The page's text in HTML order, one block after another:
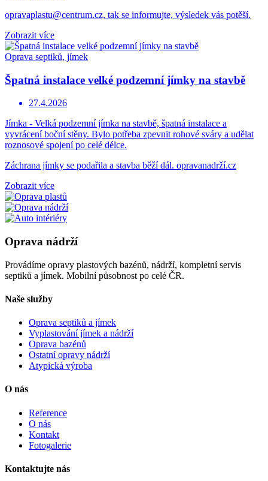
opravaplastu@centrum.cz, tak se informujte, výsledek vás potěší.
Zobrazit více
Oprava septiků, jímek
Špatná instalace velké podzemní jímky na stavbě
27.4.2026
Jímka - Velká podzemní jímka na stavbě, špatná instalace a
vyvrácení boční stěny. Bylo potřeba zpevnit rohové sváry a udělat
roznosové spojení po celé délce.
Záchrana jímky se podařila a stavba běží dál. opravanadrží.cz
Zobrazit více
Oprava nádrží
Provádíme opravy plastových bazénů, nádrží, kompletní servis
septiků a jímek. Mobilní působnost po celé ČR.
Naše služby
Oprava septiků a jímek
Vyplastování jímek a nádrží
Oprava bazénů
Ostatní opravy nádrží
Atypická výroba
O nás
Reference
O nás
Kontakt
Fotogalerie
Kontaktujte nás